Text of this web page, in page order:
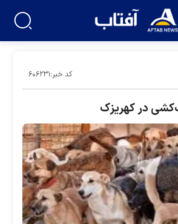
کد خبر:۶۰۶۲۳۱
در کهریزک